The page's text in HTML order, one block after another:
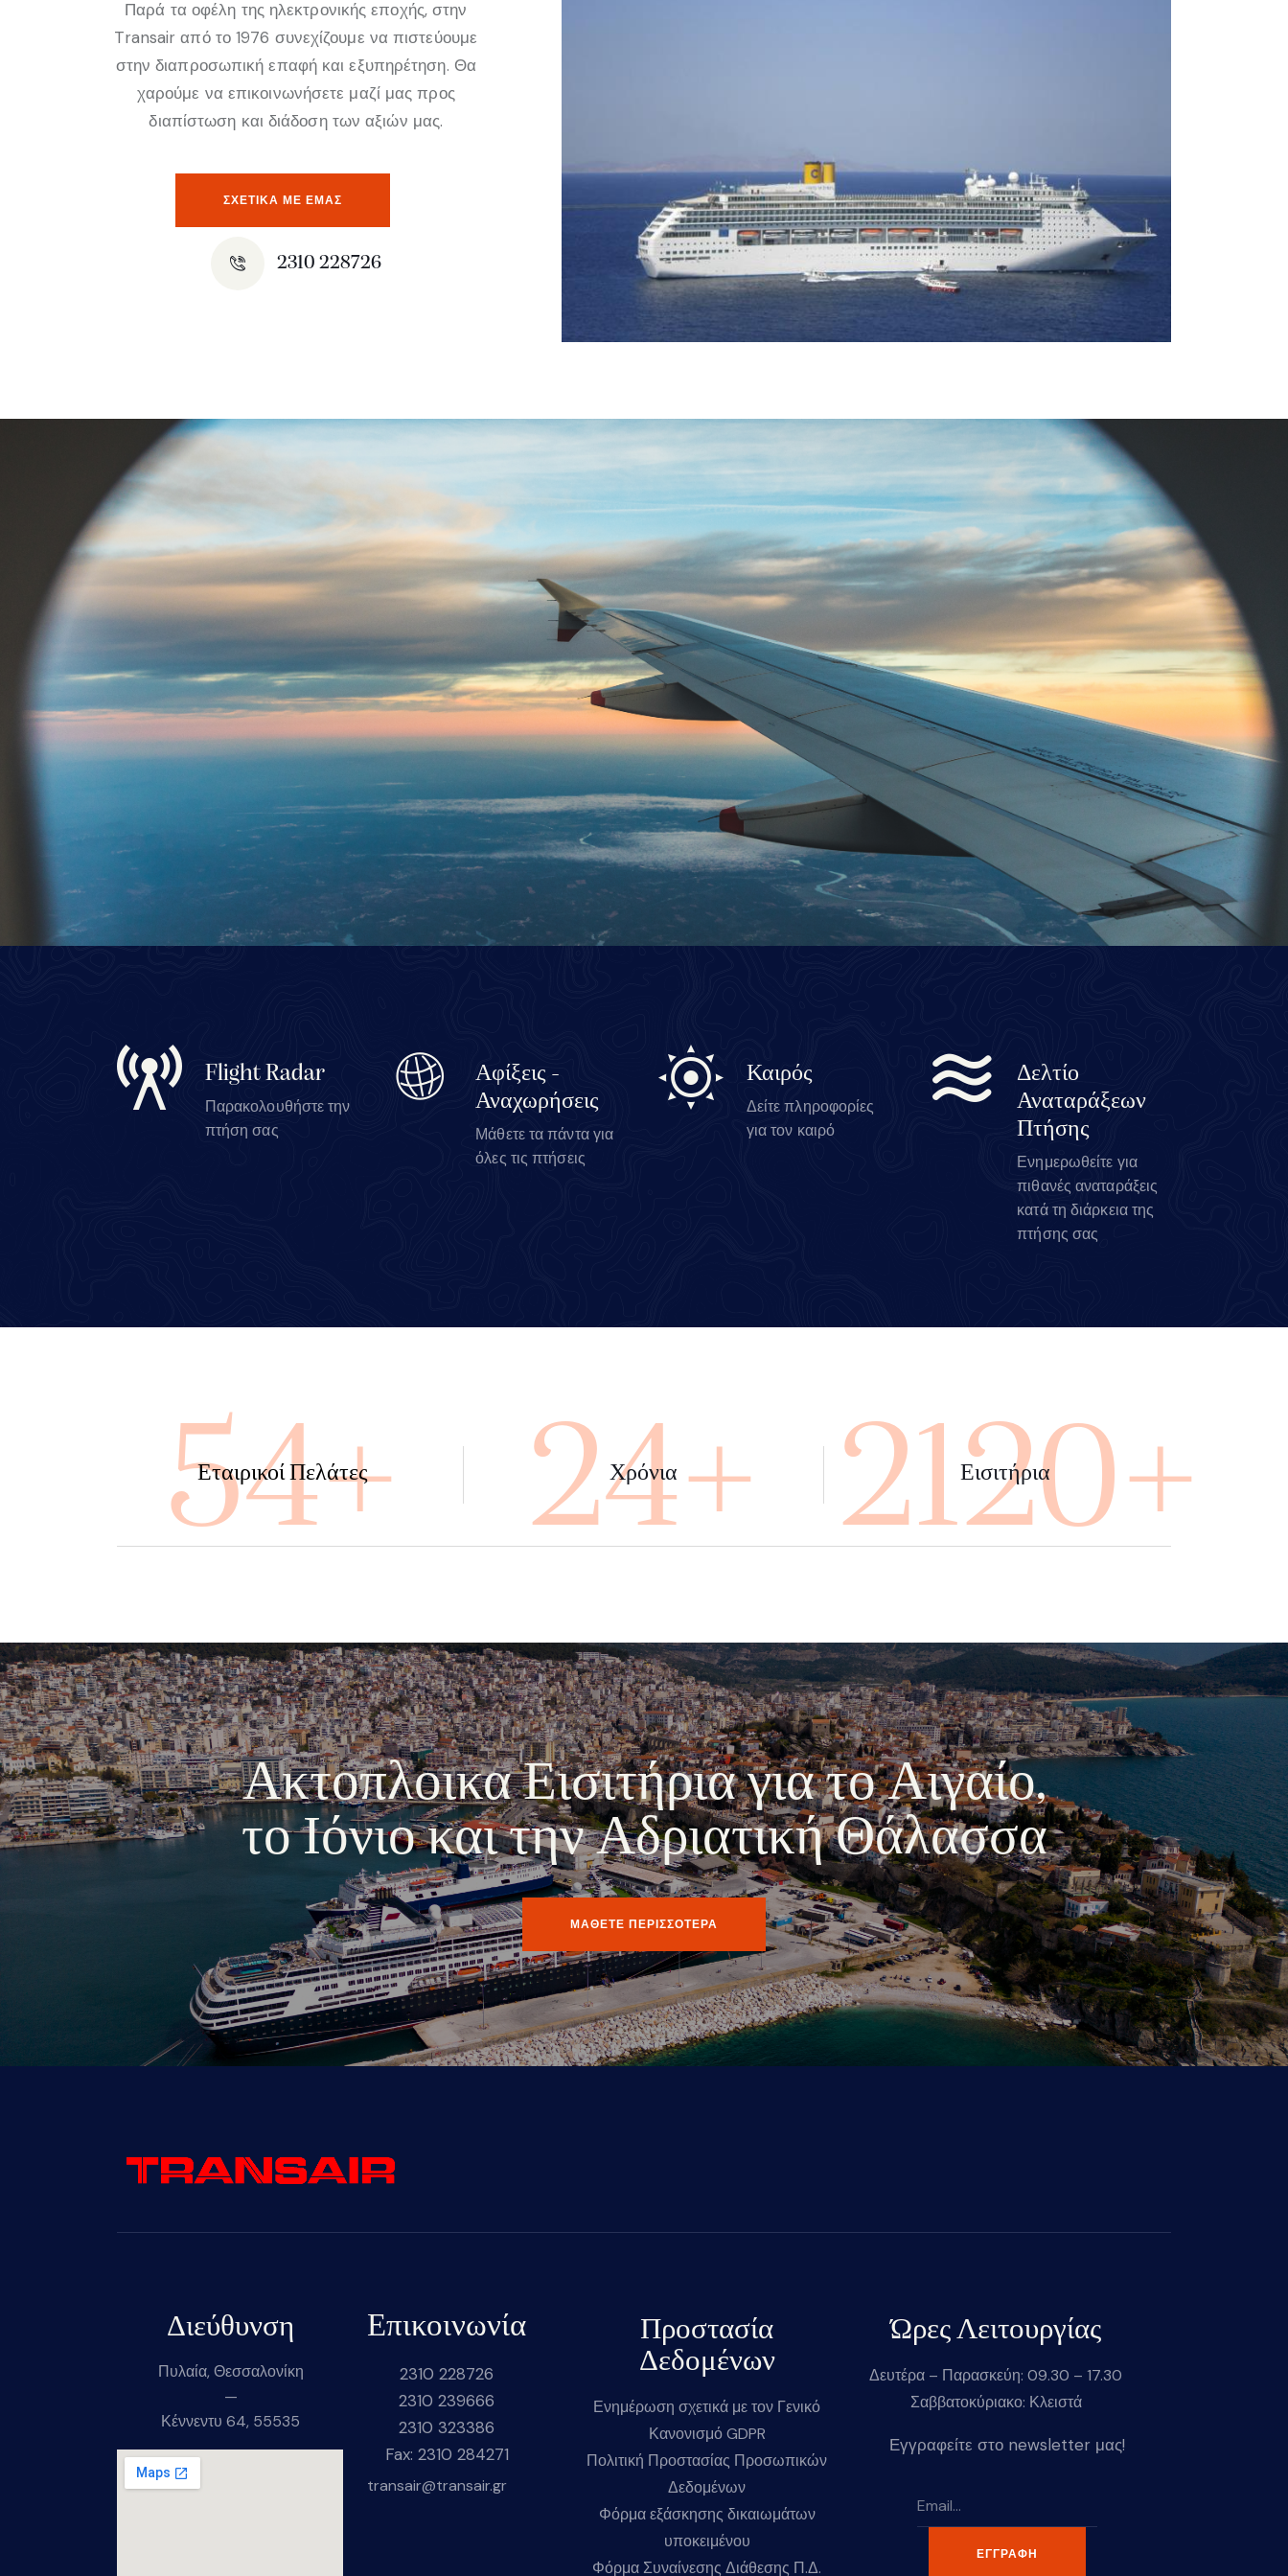
Παρά τα οφέλη της ηλεκτρονικής εποχής, στην
Transair από το 1976 συνεχίζουμε να πιστεύουμε
στην διαπροσωπική επαφή και εξυπηρέτηση. Θα
χαρούμε να επικοινωνήσετε μαζί μας προς
διαπίστωση και διάδοση των αξιών μας.
ΣΧΕΤΙΚΆ ΜΕ ΕΜΑΣ
2310 228726
Flight Radar
Παρακολουθήστε την
πτήση σας
Αφίξεις -
Αναχωρήσεις
Μάθετε τα πάντα για
όλες τις πτήσεις
Καιρός
Δείτε πληροφορίες
για τον καιρό
Δελτίο
Αναταράξεων
Πτήσης
Ενημερωθείτε για
πιθανές αναταράξεις
κατά τη διάρκεια της
πτήσης σας
100+
Εταιρικοί Πελάτες 45+
Χρόνια 4000+
Εισιτήρια
Ακτοπλοικα Εισιτήρια για το Αιγαίο,
το Ιόνιο και την Αδριατική Θάλασσα
ΜΑΘΕΤΕ ΠΕΡΙΣΣΟΤΕΡΑ
Διεύθυνση
Πυλαία, Θεσσαλονίκη
—
Κέννεντυ 64, 55535
Επικοινωνία
2310 228726
2310 239666
2310 323386
Fax: 2310 284271
transair@transair.gr
Προστασία
Δεδομένων
Ενημέρωση σχετικά με τον Γενικό
Κανονισμό GDPR
Πολιτική Προστασίας Προσωπικών
Δεδομένων
Φόρμα εξάσκησης δικαιωμάτων
υποκειμένου
Φόρμα Συναίνεσης Διάθεσης Π.Δ.
Ώρες Λειτουργίας
Δευτέρα – Παρασκεύη: 09.30 – 17.30
Σαββατοκύριακο: Κλειστά
Εγγραφείτε στο newsletter μας!
ΕΓΓΡΑΦΉ